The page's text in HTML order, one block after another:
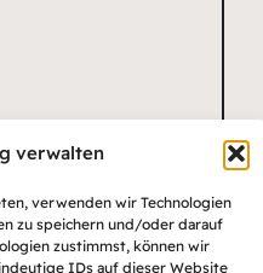
verwalten
verwenden wir Technologien
zu speichern und/oder darauf
zustimmst, können wir
IDs auf dieser Website
Website